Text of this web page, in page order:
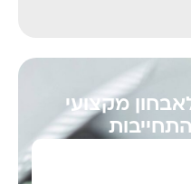
מקצועי